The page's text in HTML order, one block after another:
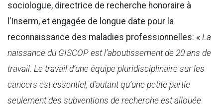
sociologue, directrice de recherche honoraire à
l’Inserm, et engagée de longue date pour la
reconnaissance des maladies professionnelles: « La
naissance du GISCOP est l’aboutissement de 20 ans de
travail. Le travail d’une équipe pluridisciplinaire sur les
cancers est essentiel, d’autant qu’une petite partie
seulement des subventions de recherche est allouée